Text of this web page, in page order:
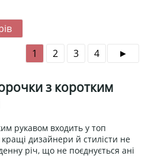
1
2 3 4
з коротким
рукавом входить у топ
дизайнери й стилісти не
річ, що не поєднується ані